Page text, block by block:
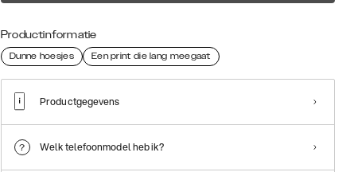
Productinformatie
Dunne hoesjes Een print die lang meegaat
Productgegevens
Welk telefoonmodel heb ik?